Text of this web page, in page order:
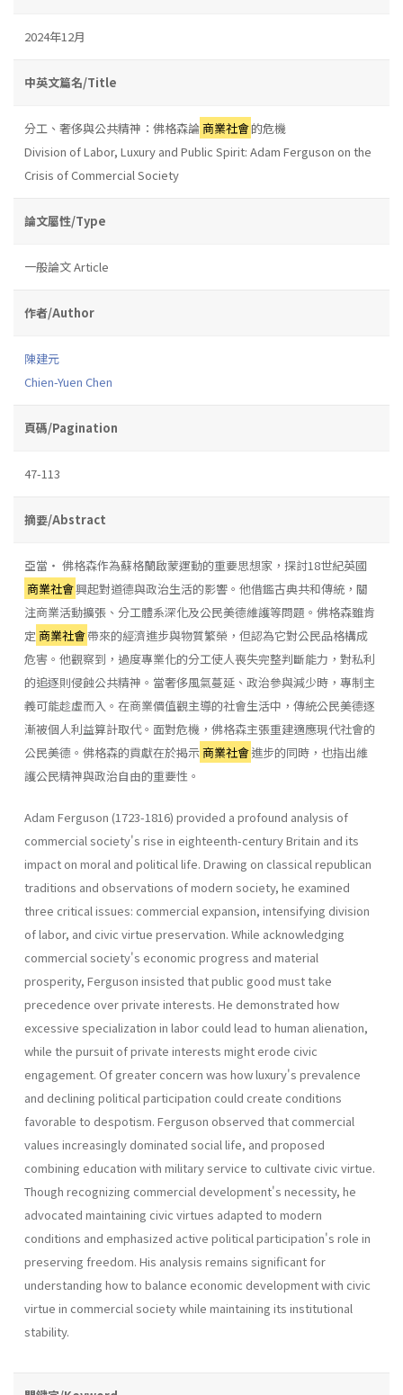
2024年12月
中英文篇名/Title
分工、奢侈與公共精神：佛格森論商業社會的危機
Division of Labor, Luxury and Public Spirit: Adam Ferguson on the
Crisis of Commercial Society
論文屬性/Type
一般論文 Article
作者/Author
陳建元
Chien-Yuen Chen
頁碼/Pagination
47-113
摘要/Abstract
亞當‧ 佛格森作為蘇格蘭啟蒙運動的重要思想家，探討18世紀英國
商業社會興起對道德與政治生活的影響。他借鑑古典共和傳統，關
注商業活動擴張、分工體系深化及公民美德維護等問題。佛格森雖肯
定 商業社會帶來的經濟進步與物質繁榮，但認為它對公民品格構成
危害。他觀察到，過度專業化的分工使人喪失完整判斷能力，對私利
的追逐則侵蝕公共精神。當奢侈風氣蔓延、政治參與減少時，專制主
義可能趁虛而入。在商業價值觀主導的社會生活中，傳統公民美德逐
漸被個人利益算計取代。面對危機，佛格森主張重建適應現代社會的
公民美德。佛格森的貢獻在於揭示商業社會進步的同時，也指出維
護公民精神與政治自由的重要性。
Adam Ferguson (1723-1816) provided a profound analysis of
commercial society's rise in eighteenth-century Britain and its
impact on moral and political life. Drawing on classical republican
traditions and observations of modern society, he examined
three critical issues: commercial expansion, intensifying division
of labor, and civic virtue preservation. While acknowledging
commercial society's economic progress and material
prosperity, Ferguson insisted that public good must take
precedence over private interests. He demonstrated how
excessive specialization in labor could lead to human alienation,
while the pursuit of private interests might erode civic
engagement. Of greater concern was how luxury's prevalence
and declining political participation could create conditions
favorable to despotism. Ferguson observed that commercial
values increasingly dominated social life, and proposed
combining education with military service to cultivate civic virtue.
Though recognizing commercial development's necessity, he
advocated maintaining civic virtues adapted to modern
conditions and emphasized active political participation's role in
preserving freedom. His analysis remains significant for
understanding how to balance economic development with civic
virtue in commercial society while maintaining its institutional
stability.